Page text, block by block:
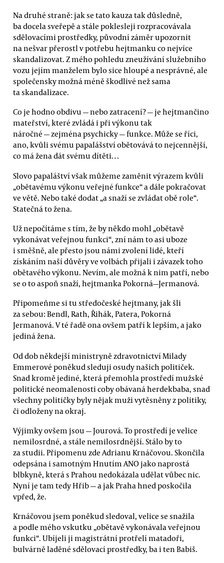
Na druhé straně: jak se tato kauza tak důsledně,
ba docela sveřepě a stále poklesleji rozpracovávala
sdělovacími prostředky, původní záměr upozornit
na nešvar přerostl v potřebu hejtmanku co nejvíce
skandalizovat. Z mého pohledu zneužívání služebního
vozu jejím manželem bylo sice hloupé a nesprávné, ale
společensky možná méně škodlivé než sama
ta skandalizace.
Co je hodno obdivu — nebo zatracení? — je hejtmančino
mateřství, které zvládá i při výkonu tak
náročné — zejména psychicky — funkce. Může se říci,
ano, kvůli svému papalášství obětovává to nejcennější,
co má žena dát svému dítěti…
Slovo papaláštví však můžeme zaměnit výrazem kvůli
„obětavému výkonu veřejné funkce“ a dále pokračovat
ve větě. Nebo také dodat „a snaží se zvládat obě role“.
Statečná to žena.
Už nepočítáme s tím, že by někdo mohl „obětavě
vykonávat veřejnou funkci“, zní nám to asi uboze
i směšně, ale přesto jsou námi zvolení lidé, kteří
získáním naší důvěry ve volbách přijali i závazek toho
obětavého výkonu. Nevím, ale možná k nim patří, nebo
se o to aspoň snaží, hejtmanka Pokorná—Jermanová.
Připomeňme si tu středočeské hejtmany, jak šli
za sebou: Bendl, Rath, Řihák, Patera, Pokorná
Jermanová. V té řadě ona ovšem patří k lepším, a jako
jediná žena.
Od dob někdejší ministryně zdravotnictví Milady
Emmerové poněkud sleduji osudy našich političek.
Snad kromě jediné, která přemohla prostředí mužské
politické neomalenosti coby obávaná herdekbaba, snad
všechny političky byly nějak muži vytěsněny z politiky,
či odloženy na okraj.
Výjimky ovšem jsou — Jourová. To prostředí je velice
nemilosrdné, a stále nemilosrdnější. Stálo by to
za studii. Připomenu zde Adrianu Krnáčovou. Skončila
odepsána i samotným Hnutím ANO jako naprostá
blbkyně, která s Prahou nedokázala udělat vůbec nic.
Nyní je tam tedy Hřib — a jak Praha hned poskočila
vpřed, že.
Krnáčovou jsem poněkud sledoval, velice se snažila
a podle mého vskutku „obětavě vykonávala veřejnou
funkci“. Ubíjeli ji magistrátní protřelí matadoři,
bulvárně laděné sdělovací prostředky, ba i ten Babiš.